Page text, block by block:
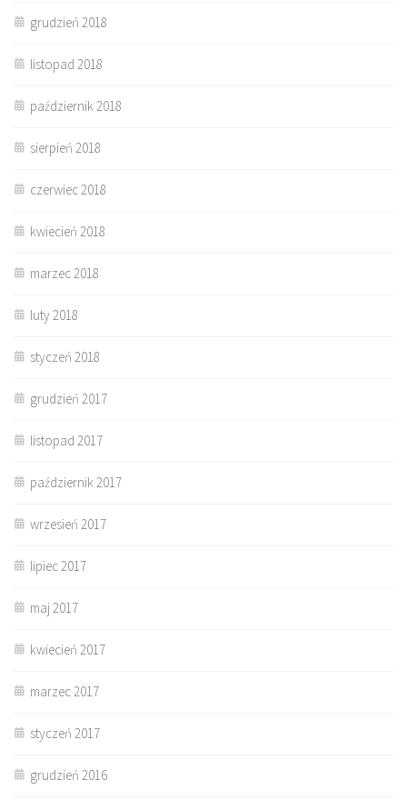
grudzień 2018
listopad 2018
październik 2018
sierpień 2018
czerwiec 2018
kwiecień 2018
marzec 2018
luty 2018
styczeń 2018
grudzień 2017
listopad 2017
październik 2017
wrzesień 2017
lipiec 2017
maj 2017
kwiecień 2017
marzec 2017
styczeń 2017
grudzień 2016